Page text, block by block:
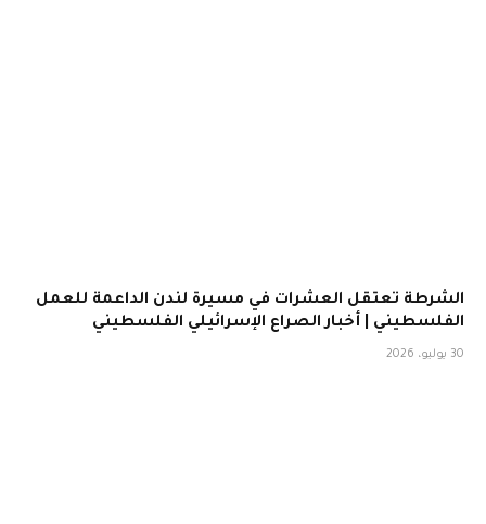
الشرطة تعتقل العشرات في مسيرة لندن الداعمة للعمل
الفلسطيني | أخبار الصراع الإسرائيلي الفلسطيني
30 يوليو، 2026